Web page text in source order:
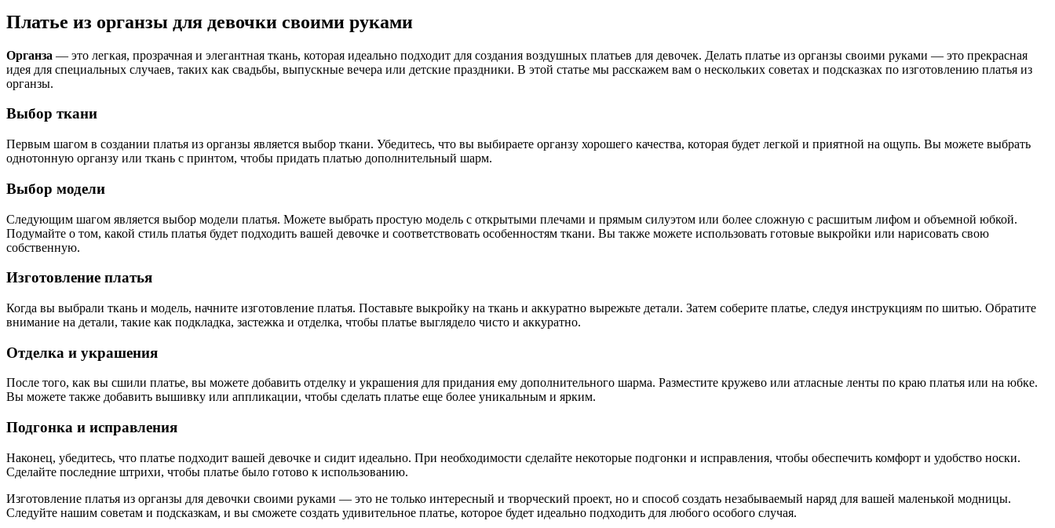
Платье из органзы для девочки своими руками
Органза — это легкая, прозрачная и элегантная ткань, которая идеально подходит для создания воздушных платьев для девочек. Делать платье из органзы своими руками — это прекрасная
идея для специальных случаев, таких как свадьбы, выпускные вечера или детские праздники. В этой статье мы расскажем вам о нескольких советах и подсказках по изготовлению платья из
органзы.
Выбор ткани
Первым шагом в создании платья из органзы является выбор ткани. Убедитесь, что вы выбираете органзу хорошего качества, которая будет легкой и приятной на ощупь. Вы можете выбрать
однотонную органзу или ткань с принтом, чтобы придать платью дополнительный шарм.
Выбор модели
Следующим шагом является выбор модели платья. Можете выбрать простую модель с открытыми плечами и прямым силуэтом или более сложную с расшитым лифом и объемной юбкой.
Подумайте о том, какой стиль платья будет подходить вашей девочке и соответствовать особенностям ткани. Вы также можете использовать готовые выкройки или нарисовать свою
собственную.
Изготовление платья
Когда вы выбрали ткань и модель, начните изготовление платья. Поставьте выкройку на ткань и аккуратно вырежьте детали. Затем соберите платье, следуя инструкциям по шитью. Обратите
внимание на детали, такие как подкладка, застежка и отделка, чтобы платье выглядело чисто и аккуратно.
Отделка и украшения
После того, как вы сшили платье, вы можете добавить отделку и украшения для придания ему дополнительного шарма. Разместите кружево или атласные ленты по краю платья или на юбке.
Вы можете также добавить вышивку или аппликации, чтобы сделать платье еще более уникальным и ярким.
Подгонка и исправления
Наконец, убедитесь, что платье подходит вашей девочке и сидит идеально. При необходимости сделайте некоторые подгонки и исправления, чтобы обеспечить комфорт и удобство носки.
Сделайте последние штрихи, чтобы платье было готово к использованию.
Изготовление платья из органзы для девочки своими руками — это не только интересный и творческий проект, но и способ создать незабываемый наряд для вашей маленькой модницы.
Следуйте нашим советам и подсказкам, и вы сможете создать удивительное платье, которое будет идеально подходить для любого особого случая.